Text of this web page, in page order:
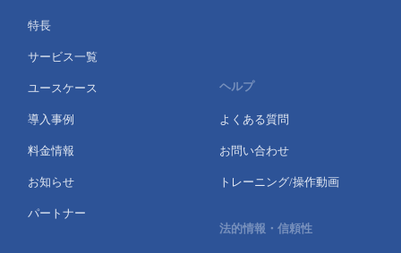
特長
サービス一覧
ユースケース
導入事例
料金情報
お知らせ
パートナー
ヘルプ
よくある質問
お問い合わせ
トレーニング/操作動画
法的情報・信頼性